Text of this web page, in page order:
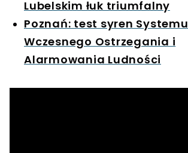
Lubelskim łuk triumfalny
Poznań: test syren Systemu
Wczesnego Ostrzegania i
Alarmowania Ludności